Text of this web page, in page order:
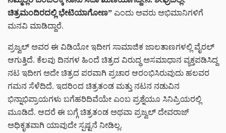
ಚಿತ್ರಮಂದಿರದಲ್ಲಿ ಭೇಟಿಯಾಗೋಣ” ಎಂದು ಅವರು ಅಭಿಮಾನಿಗಳಿಗೆ
ಮನವಿ ಮಾಡಿದ್ದಾರೆ.
ಪ್ರಜ್ವಲ್ ಅವರ ಈ ವಿಡಿಯೋ ಇದೀಗ ಸಾಮಾಜಿಕ ಜಾಲತಾಣಗಳಲ್ಲಿ ವೈರಲ್
ಆಗುತ್ತಿದೆ. ಕೆಲವು ದಿನಗಳ ಹಿಂದೆ ಚಿತ್ರದ ವಿರುದ್ಧ ಅಸಮಾಧಾನ ವ್ಯಕ್ತಪಡಿಸಿದ್ದ
ನಟ ಇದೀಗ ಅದೇ ಚಿತ್ರದ ಪರವಾಗಿ ಪ್ರಚಾರ ಆರಂಭಿಸಿರುವುದು ಹಲವರ
ಗಮನ ಸೆಳೆದಿದೆ. ಇದರಿಂದ ಚಿತ್ರತಂಡ ಮತ್ತು ನಟನ ನಡುವಿನ
ಭಿನ್ನಾಭಿಪ್ರಾಯಗಳು ಬಗೆಹರಿದಿವೆಯೇ ಎಂಬ ಪ್ರಶ್ನೆಯೂ ಸಿನಿಪ್ರಿಯರಲ್ಲಿ
ಮೂಡಿದೆ. ಆದರೆ ಈ ಬಗ್ಗೆ ಚಿತ್ರತಂಡ ಅಥವಾ ಪ್ರಜ್ವಲ್ ದೇವರಾಜ್
ಅಧಿಕೃತವಾಗಿ ಯಾವುದೇ ಸ್ಪಷ್ಟನೆ ನೀಡಿಲ್ಲ.